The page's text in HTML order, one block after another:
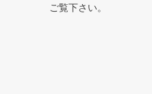
ご覧下さい。